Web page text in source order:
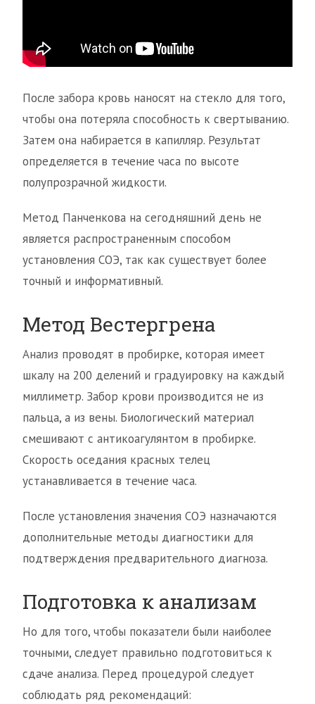
После забора кровь наносят на стекло для того,
чтобы она потеряла способность к свертыванию.
Затем она набирается в капилляр. Результат
определяется в течение часа по высоте
полупрозрачной жидкости.
Метод Панченкова на сегодняшний день не
является распространенным способом
установления СОЭ, так как существует более
точный и информативный.
Метод Вестергрена
Анализ проводят в пробирке, которая имеет
шкалу на 200 делений и градуировку на каждый
миллиметр. Забор крови производится не из
пальца, а из вены. Биологический материал
смешивают с антикоагулянтом в пробирке.
Скорость оседания красных телец
устанавливается в течение часа.
После установления значения СОЭ назначаются
дополнительные методы диагностики для
подтверждения предварительного диагноза.
Подготовка к анализам
Но для того, чтобы показатели были наиболее
точными, следует правильно подготовиться к
сдаче анализа. Перед процедурой следует
соблюдать ряд рекомендаций: